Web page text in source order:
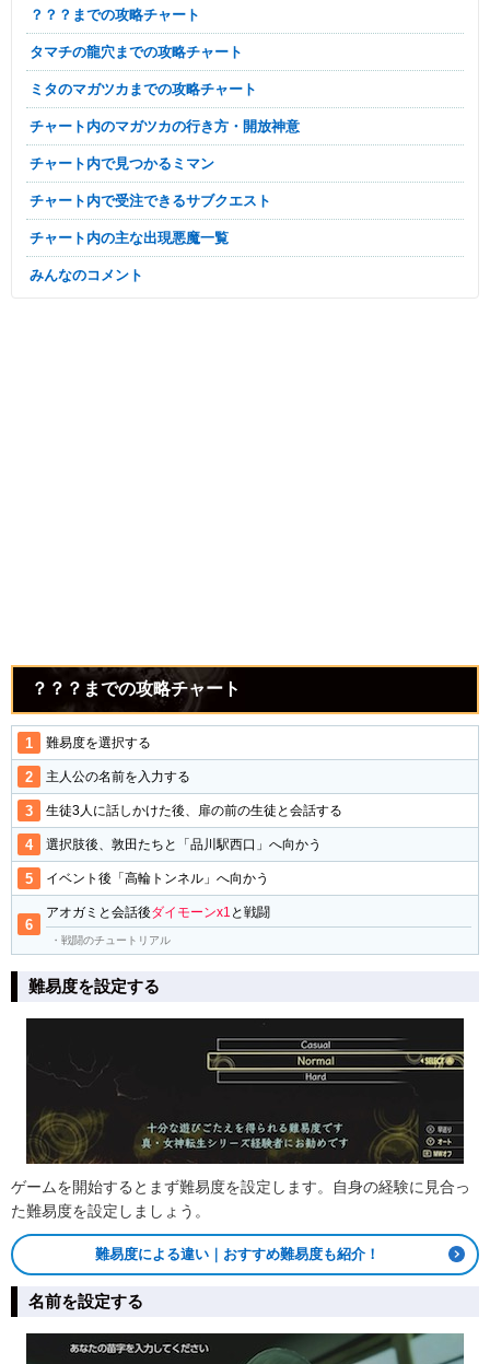
？？？までの攻略チャート
タマチの龍穴までの攻略チャート
ミタのマガツカまでの攻略チャート
チャート内のマガツカの行き方・開放神意
チャート内で見つかるミマン
チャート内で受注できるサブクエスト
チャート内の主な出現悪魔一覧
みんなのコメント
？？？までの攻略チャート
難易度を選択する
主人公の名前を入力する
生徒3人に話しかけた後、扉の前の生徒と会話する
選択肢後、敦田たちと「品川駅西口」へ向かう
イベント後「高輪トンネル」へ向かう
アオガミと会話後ダイモーンx1 と戦闘
・戦闘のチュートリアル
難易度を設定する
ゲームを開始するとまず難易度を設定します。自身の経験に見合っ
た難易度を設定しましょう。
難易度による違い｜おすすめ難易度も紹介！
名前を設定する